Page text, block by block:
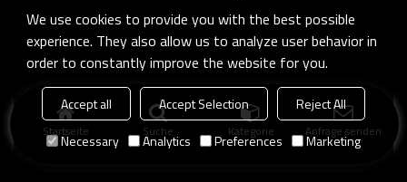
Startseite Suche Kategorie Anfrage senden
We use cookies to provide you with the best possible
experience. They also allow us to analyze user behavior in
order to constantly improve the website for you.
Accept all Accept Selection
Reject All
Necessary
Analytics Preferences Marketing